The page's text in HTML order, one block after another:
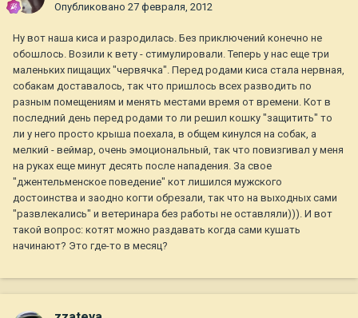
Опубликовано 27 февраля, 2012
Ну вот наша киса и разродилась. Без приключений конечно не
обошлось. Возили к вету - стимулировали. Теперь у нас еще три
маленьких пищащих "червячка". Перед родами киса стала нервная,
собакам доставалось, так что пришлось всех разводить по
разным помещениям и менять местами время от времени. Кот в
последний день перед родами то ли решил кошку "защитить" то
ли у него просто крыша поехала, в общем кинулся на собак, а
мелкий - веймар, очень эмоциональный, так что повизгивал у меня
на руках еще минут десять после нападения. За свое
"джентельменское поведение" кот лишился мужского
достоинства и заодно когти обрезали, так что на выходных сами
"развлекались" и ветеринара без работы не оставляли))). И вот
такой вопрос: котят можно раздавать когда сами кушать
начинают? Это где-то в месяц?